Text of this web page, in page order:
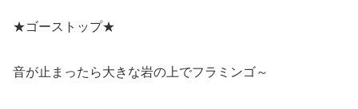
★ゴーストップ★
音が止まったら大きな岩の上でフラミンゴ～